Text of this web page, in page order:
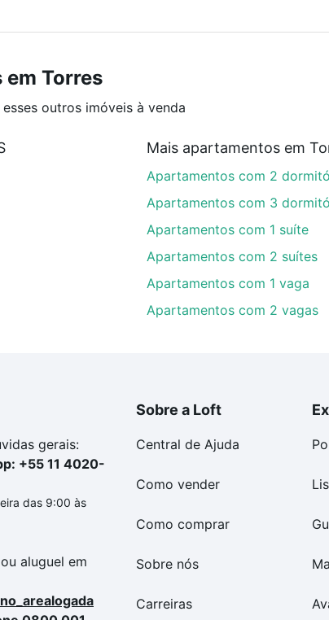
Torres
outros imóveis à venda
Mais apartamentos em
Apartamentos com 2
Apartamentos com 3
Apartamentos com 1 suíte
Apartamentos com 2 suítes
Apartamentos com 1 vaga
Apartamentos com 2 vagas
gerais:
+55 11 4020-
das 9:00 às
aluguel em
Sobre a Loft
Central de Ajuda
Como vender
Como comprar
Sobre nós
Carreiras